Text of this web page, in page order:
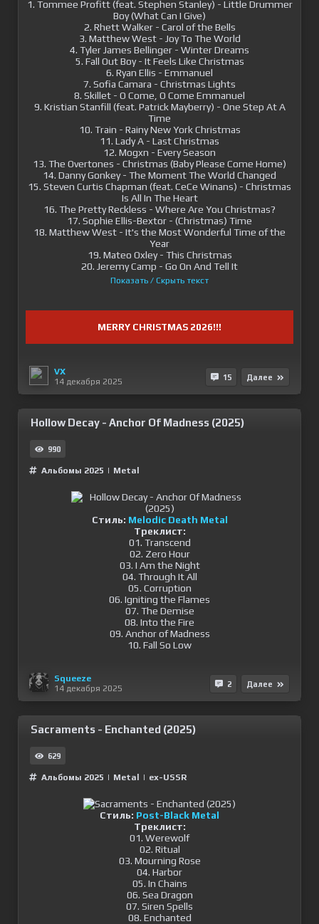
1. Tommee Profitt (feat. Stephen Stanley) - Little Drummer
Boy (What Can I Give)
2. Rhett Walker - Carol of the Bells
3. Matthew West - Joy To The World
4. Tyler James Bellinger - Winter Dreams
5. Fall Out Boy - It Feels Like Christmas
6. Ryan Ellis - Emmanuel
7. Sofia Camara - Christmas Lights
8. Skillet - O Come, O Come Emmanuel
9. Kristian Stanfill (feat. Patrick Mayberry) - One Step At A
Time
10. Train - Rainy New York Christmas
11. Lady A - Last Christmas
12. Mogxn - Every Season
13. The Overtones - Christmas (Baby Please Come Home)
14. Danny Gonkey - The Moment The World Changed
15. Steven Curtis Chapman (feat. CeCe Winans) - Christmas
Is All In The Heart
16. The Pretty Reckless - Where Are You Christmas?
17. Sophie Ellis-Bextor - (Christmas) Time
18. Matthew West - It's the Most Wonderful Time of the
Year
19. Mateo Oxley - This Christmas
20. Jeremy Camp - Go On And Tell It
Показать / Скрыть текст
MERRY CHRISTMAS 2026!!!
VX
14 декабря 2025
15 Далее
Hollow Decay - Anchor Of Madness (2025)
990
Альбомы 2025 | Metal
Стиль: Melodic Death Metal
Треклист:
01. Transcend
02. Zero Hour
03. I Am the Night
04. Through It All
05. Corruption
06. Igniting the Flames
07. The Demise
08. Into the Fire
09. Anchor of Madness
10. Fall So Low
Squeeze
14 декабря 2025
2 Далее
Sacraments - Enchanted (2025)
629
Альбомы 2025 | Metal | ex-USSR
Стиль: Post-Black Metal
Треклист:
01. Werewolf
02. Ritual
03. Mourning Rose
04. Harbor
05. In Chains
06. Sea Dragon
07. Siren Spells
08. Enchanted